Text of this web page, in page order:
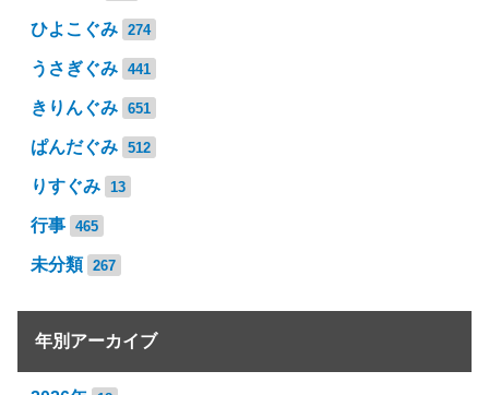
ひよこぐみ 274
うさぎぐみ 441
きりんぐみ 651
ぱんだぐみ 512
りすぐみ 13
行事 465
未分類 267
年別アーカイブ